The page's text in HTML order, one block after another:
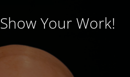
Show Your Work!